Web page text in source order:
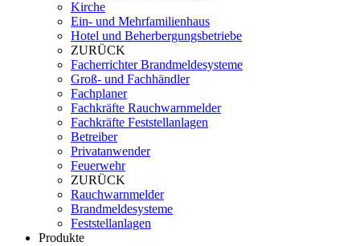
Kirche
Ein- und Mehrfamilienhaus
Hotel und Beherbergungsbetriebe
ZURÜCK
Facherrichter Brandmeldesysteme
Groß- und Fachhändler
Fachplaner
Fachkräfte Rauchwarnmelder
Fachkräfte Feststellanlagen
Betreiber
Privatanwender
Feuerwehr
ZURÜCK
Rauchwarnmelder
Brandmeldesysteme
Feststellanlagen
Produkte